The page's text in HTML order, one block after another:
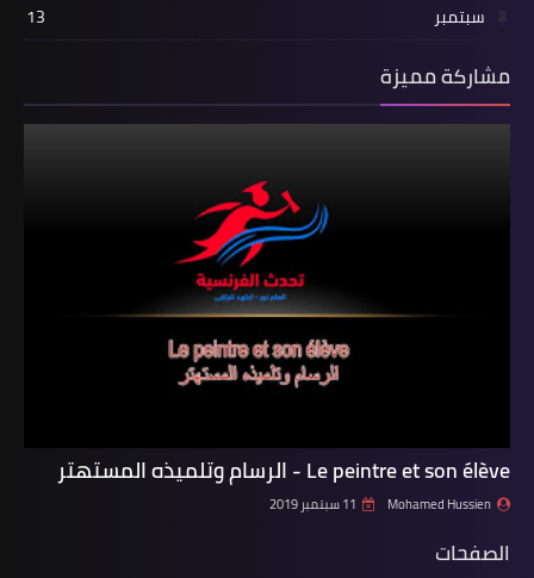
سبتمبر
13
مشاركة مميزة
Le peintre et son élève - الرسام وتلميذه المستهتر
Mohamed Hussien 11 سبتمبر 2019
الصفحات